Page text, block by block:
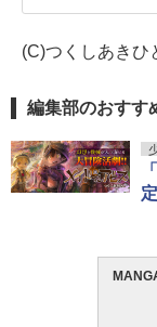
(C)つくしあきひ
編集部のおすす